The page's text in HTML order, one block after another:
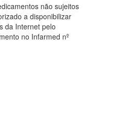
não sujeitos
a disponibilizar
da Internet pelo
no Infarmed nº